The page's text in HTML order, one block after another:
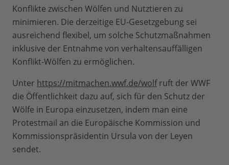
Konflikte zwischen Wölfen und Nutztieren zu
minimieren. Die derzeitige EU-Gesetzgebung sei
ausreichend flexibel, um solche Schutzmaßnahmen
inklusive der Entnahme von verhaltensauffälligen
Konflikt-Wölfen zu ermöglichen.
Unter https://mitmachen.wwf.de/wolfruft der WWF
die Öffentlichkeit dazu auf, sich für den Schutz der
Wölfe in Europa einzusetzen, indem man eine
Protestmail an die Europäische Kommission und
Kommissionspräsidentin Ursula von der Leyen
sendet.